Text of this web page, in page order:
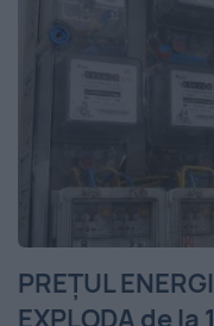
PREŢUL